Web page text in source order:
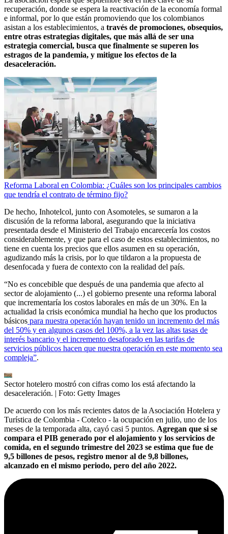
recuperación, donde se espera la reactivación de la economía formal
e informal, por lo que están promoviendo que los colombianos
asistan a los establecimientos, a través de promociones, obsequios,
entre otras estrategias digitales, que más allá de ser una
estrategia comercial, busca que finalmente se superen los
estragos de la pandemia, y mitigue los efectos de la
desaceleración.
Reforma Laboral en Colombia: ¿Cuáles son los principales cambios
que tendría el contrato de término fijo?
De hecho, Inhotelcol, junto con Asomoteles, se sumaron a la
discusión de la reforma laboral, asegurando que la iniciativa
presentada desde el Ministerio del Trabajo encarecería los costos
considerablemente, y que para el caso de estos establecimientos, no
tiene en cuenta los precios que ellos asumen en su operación,
agudizando más la crisis, por lo que tildaron a la propuesta de
desenfocada y fuera de contexto con la realidad del país.
“No es concebible que después de una pandemia que afecto al
sector de alojamiento (...) el gobierno presente una reforma laboral
que incrementaría los costos laborales en más de un 30%. En la
actualidad la crisis económica mundial ha hecho que los productos
básicos para nuestra operación hayan tenido un incremento del más
del 50% y en algunos casos del 100%, a la vez las altas tasas de
interés bancario y el incremento desaforado en las tarifas de
servicios públicos hacen que nuestra operación en este momento sea
compleja”.
Sector hotelero mostró con cifras como los está afectando la
desaceleración. | Foto: Getty Images
De acuerdo con los más recientes datos de la Asociación Hotelera y
Turística de Colombia - Cotelco - la ocupación en julio, uno de los
meses de la temporada alta, cayó casi 5 puntos. Agregan que si se
compara el PIB generado por el alojamiento y los servicios de
comida, en el segundo trimestre del 2023 se estima que fue de
9,5 billones de pesos, registro menor al de 9,8 billones,
alcanzado en el mismo periodo, pero del año 2022.